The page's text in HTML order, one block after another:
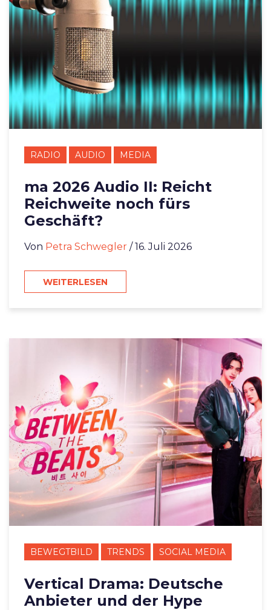
RADIO AUDIO MEDIA
ma 2026 Audio II: Reicht
Reichweite noch fürs
Geschäft?
Von Petra Schwegler / 16. Juli 2026
WEITERLESEN
BEWEGTBILD TRENDS SOCIAL MEDIA
Vertical Drama: Deutsche
Anbieter und der Hype